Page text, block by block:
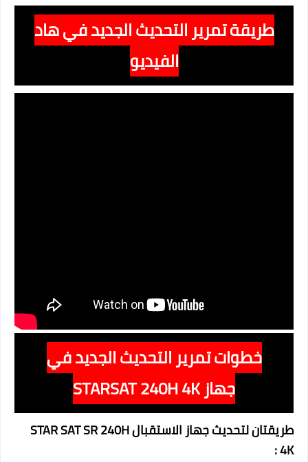
طريقة تمرير التحديث الجديد في هاد
الفيديو
خطوات تمرير التحديث الجديد في
جهازSTARSAT 240H 4K
طريقتان لتحديث جهاز الاستقبال STAR SAT SR 240H
4K :